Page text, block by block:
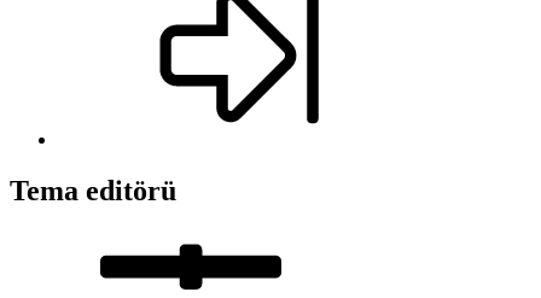
Tema editörü